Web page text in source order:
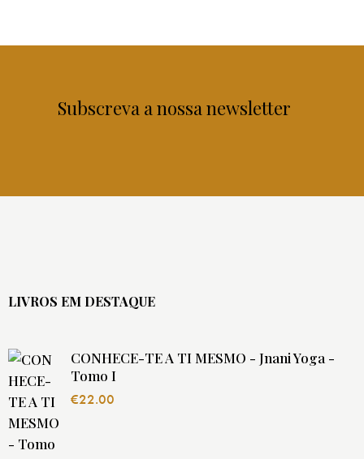
Subscreva a nossa newsletter
LIVROS EM DESTAQUE
CONHECE-TE A TI MESMO - Jnani Yoga -
Tomo I
€22.00